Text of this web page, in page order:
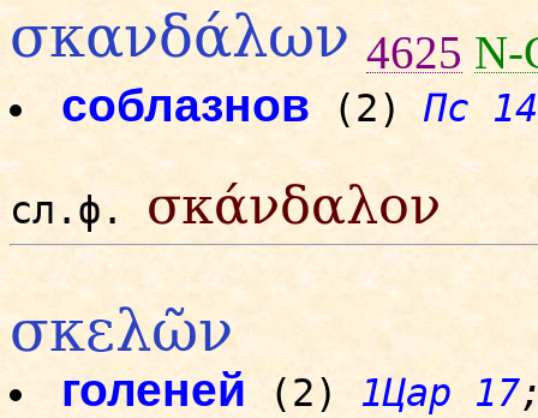
σκανδάλων 4625 N-
соблазнов (2) Пс
сл.ф. σκάνδαλον
σκελῶν
голеней (2) 1Цар 17